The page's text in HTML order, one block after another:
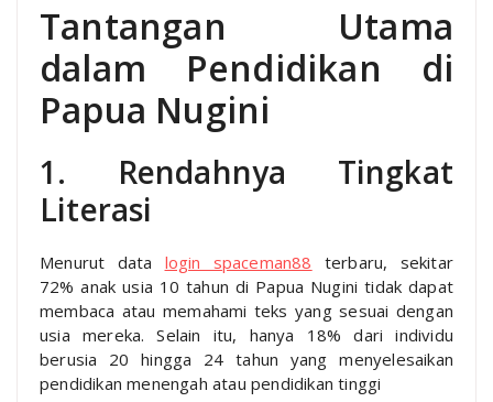
Tantangan Utama
dalam Pendidikan di
Papua Nugini
1. Rendahnya Tingkat
Literasi
Menurut data login spaceman88 terbaru, sekitar
72% anak usia 10 tahun di Papua Nugini tidak dapat
membaca atau memahami teks yang sesuai dengan
usia mereka. Selain itu, hanya 18% dari individu
berusia 20 hingga 24 tahun yang menyelesaikan
pendidikan menengah atau pendidikan tinggi